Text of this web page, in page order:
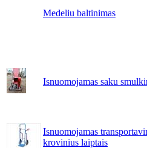
Medeliu baltinimas
Isnuomojamas saku
Isnuomojamas
krovinius laiptais